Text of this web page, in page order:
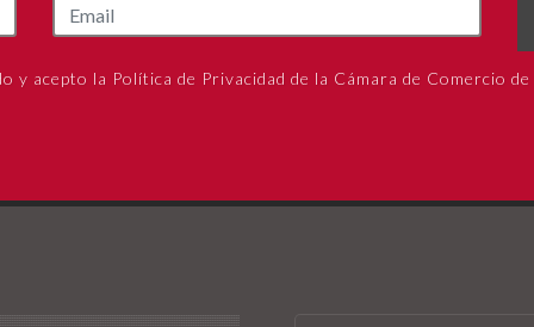
y acepto la Política de Privacidad de la Cámara de Comercio